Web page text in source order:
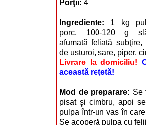
Porţii: 4
Ingrediente: 1 kg
porc, 100-120 g
afumată feliată subţire,
de usturoi, sare, piper,
Livrare la domiciliu!
această reţetă!
Mod de preparare: Se
pisat şi cimbru, apoi
pulpa într-un vas în
Se acoperă pulpa cu